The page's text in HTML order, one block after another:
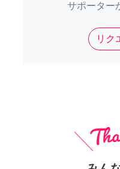
サポーター
リク